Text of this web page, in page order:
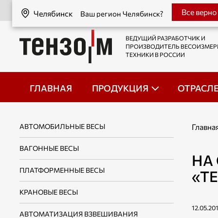
Челябинск Ваш регион Челябинск?
Челябинск Все верно
ВЕДУЩИЙ РАЗРАБОТЧИК И
ПРОИЗВОДИТЕЛЬ
ТЕХНИКИ В РОССИИ
ГЛАВНАЯ ПРОДУКЦИЯ
АВТОМОБИЛЬНЫЕ ВЕСЫ
ВАГОННЫЕ ВЕСЫ
ПЛАТФОРМЕННЫЕ ВЕСЫ
КРАНОВЫЕ ВЕСЫ
АВТОМАТИЗАЦИЯ ВЗВЕШИВАНИЯ
НА